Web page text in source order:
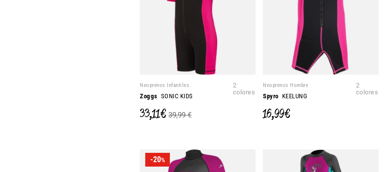
Neoprenos Infantiles
Zoggs SONIC KIDS
2
colores
33,11 € 39,99 €
Neoprenos Hombre
Spyro KEELUNG
2
colores
16,99 €
-20%